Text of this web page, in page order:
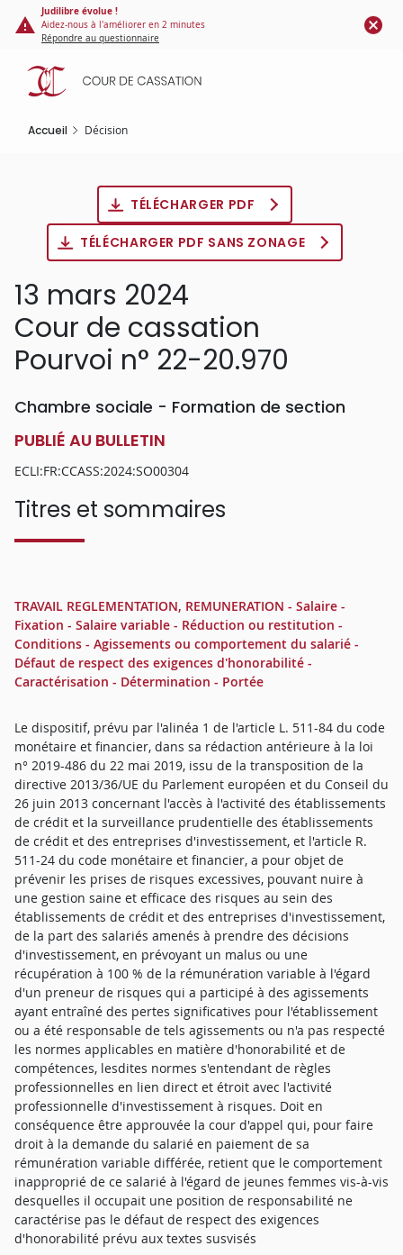
Panneau de gestion des cookies
contenu
principal
Judilibre évolue !
Aidez-nous à l'améliorer en 2 minutes
Répondre au questionnaire
Accueil Décision
TÉLÉCHARGER PDF
TÉLÉCHARGER PDF SANS ZONAGE
13 mars 2024
Cour de cassation
Pourvoi n° 22-20.970
Chambre sociale - Formation de section
PUBLIÉ AU BULLETIN
ECLI:FR:CCASS:2024:SO00304
Titres et sommaires
TRAVAIL REGLEMENTATION, REMUNERATION - Salaire -
Fixation - Salaire variable - Réduction ou restitution -
Conditions - Agissements ou comportement du salarié -
Défaut de respect des exigences d'honorabilité -
Caractérisation - Détermination - Portée
Le dispositif, prévu par l'alinéa 1 de l'article L. 511-84 du code
monétaire et financier, dans sa rédaction antérieure à la loi
n° 2019-486 du 22 mai 2019, issu de la transposition de la
directive 2013/36/UE du Parlement européen et du Conseil du
26 juin 2013 concernant l'accès à l'activité des établissements
de crédit et la surveillance prudentielle des établissements
de crédit et des entreprises d'investissement, et l'article R.
511-24 du code monétaire et financier, a pour objet de
prévenir les prises de risques excessives, pouvant nuire à
une gestion saine et efficace des risques au sein des
établissements de crédit et des entreprises d'investissement,
de la part des salariés amenés à prendre des décisions
d'investissement, en prévoyant un malus ou une
récupération à 100 % de la rémunération variable à l'égard
d'un preneur de risques qui a participé à des agissements
ayant entraîné des pertes significatives pour l'établissement
ou a été responsable de tels agissements ou n'a pas respecté
les normes applicables en matière d'honorabilité et de
compétences, lesdites normes s'entendant de règles
professionnelles en lien direct et étroit avec l'activité
professionnelle d'investissement à risques. Doit en
conséquence être approuvée la cour d'appel qui, pour faire
droit à la demande du salarié en paiement de sa
rémunération variable différée, retient que le comportement
inapproprié de ce salarié à l'égard de jeunes femmes vis-à-vis
desquelles il occupait une position de responsabilité ne
caractérise pas le défaut de respect des exigences
d'honorabilité prévu aux textes susvisés